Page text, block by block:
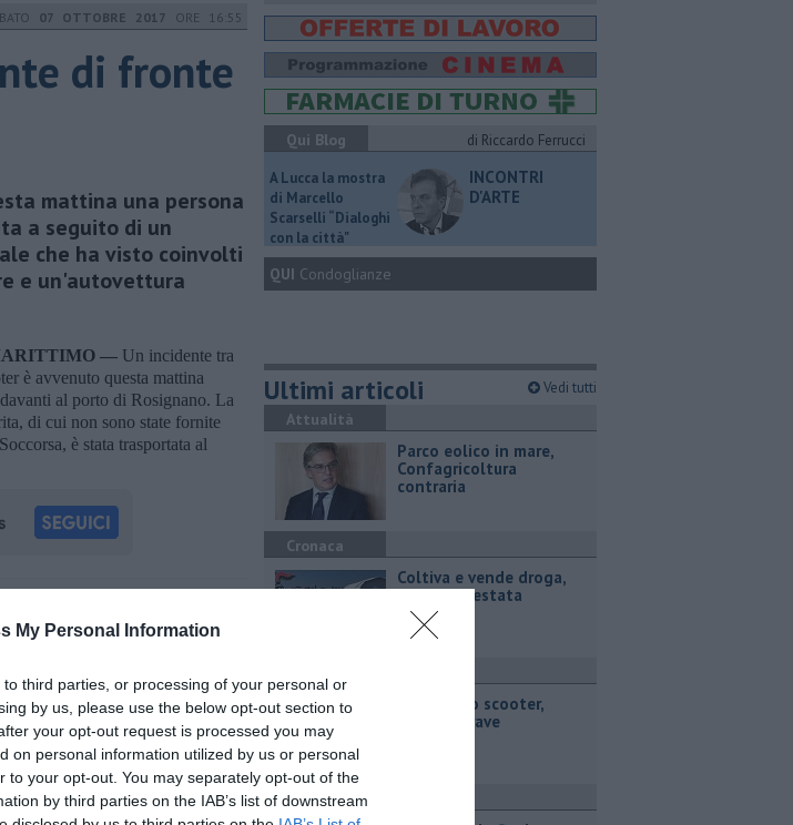
My Personal Information
third parties, or processing of your personal or
by us, please use the below opt-out section to
your opt-out request is processed you may
on personal information utilized by us or personal
to your opt-out. You may separately opt-out of the
by third parties on the IAB’s list of downstream
07 OTTOBRE 2017 ORE 16:55
di fronte
mattina una persona
a seguito di un
che ha visto coinvolti
e un'autovettura
— Un incidente tra
è avvenuto questa mattina
al porto di Rosignano. La
di cui non sono state fornite
è stata trasportata al
Qui Blog
di Riccardo Ferrucci
A Lucca la mostra
di Marcello
Scarselli “Dialoghi
con la città"
INCONTRI
D'ARTE
QUI Condoglianze
Ultimi articoli Vedi tutti
Attualità
Parco eolico in mare,
Confagricoltura
contraria
Cronaca
Coltiva e vende droga,
coppia arrestata
Cade dallo scooter,
55enne grave
Attualità